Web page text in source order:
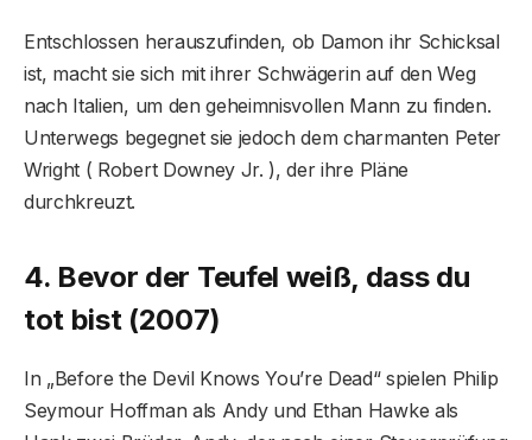
Entschlossen herauszufinden, ob Damon ihr Schicksal
ist, macht sie sich mit ihrer Schwägerin auf den Weg
nach Italien, um den geheimnisvollen Mann zu finden.
Unterwegs begegnet sie jedoch dem charmanten Peter
Wright ( Robert Downey Jr. ), der ihre Pläne
durchkreuzt.
4. Bevor der Teufel weiß, dass du
tot bist (2007)
In „Before the Devil Knows You’re Dead“ spielen Philip
Seymour Hoffman als Andy und Ethan Hawke als